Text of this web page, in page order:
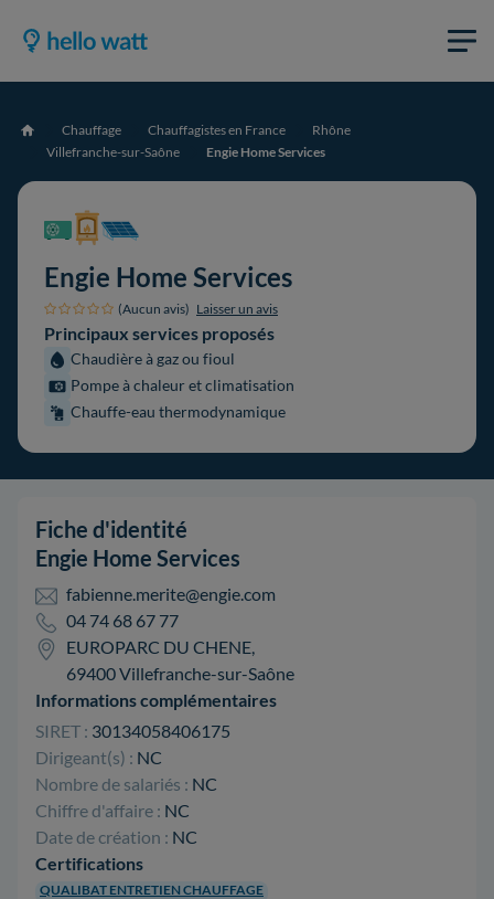
Accueil Chauffage Chauffagistes en France
Rhône
Villefranche-sur-Saône
Engie Home Services
Engie Home Services
(Aucun avis) Laisser un avis
Principaux services proposés
Chaudière à gaz ou fioul
Pompe à chaleur et climatisation
Chauffe-eau thermodynamique
Fiche d'identité
Engie Home Services
fabienne.merite@engie.com
04 74 68 67 77
EUROPARC DU CHENE,
69400 Villefranche-sur-Saône
Informations complémentaires
SIRET : 30134058406175
Dirigeant(s) : NC
Nombre de salariés : NC
Chiffre d'affaire : NC
Date de création : NC
Certifications
QUALIBAT ENTRETIEN CHAUFFAGE